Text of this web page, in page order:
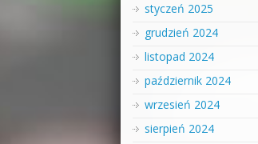
styczeń 2025
grudzień 2024
listopad 2024
październik 2024
wrzesień 2024
sierpień 2024